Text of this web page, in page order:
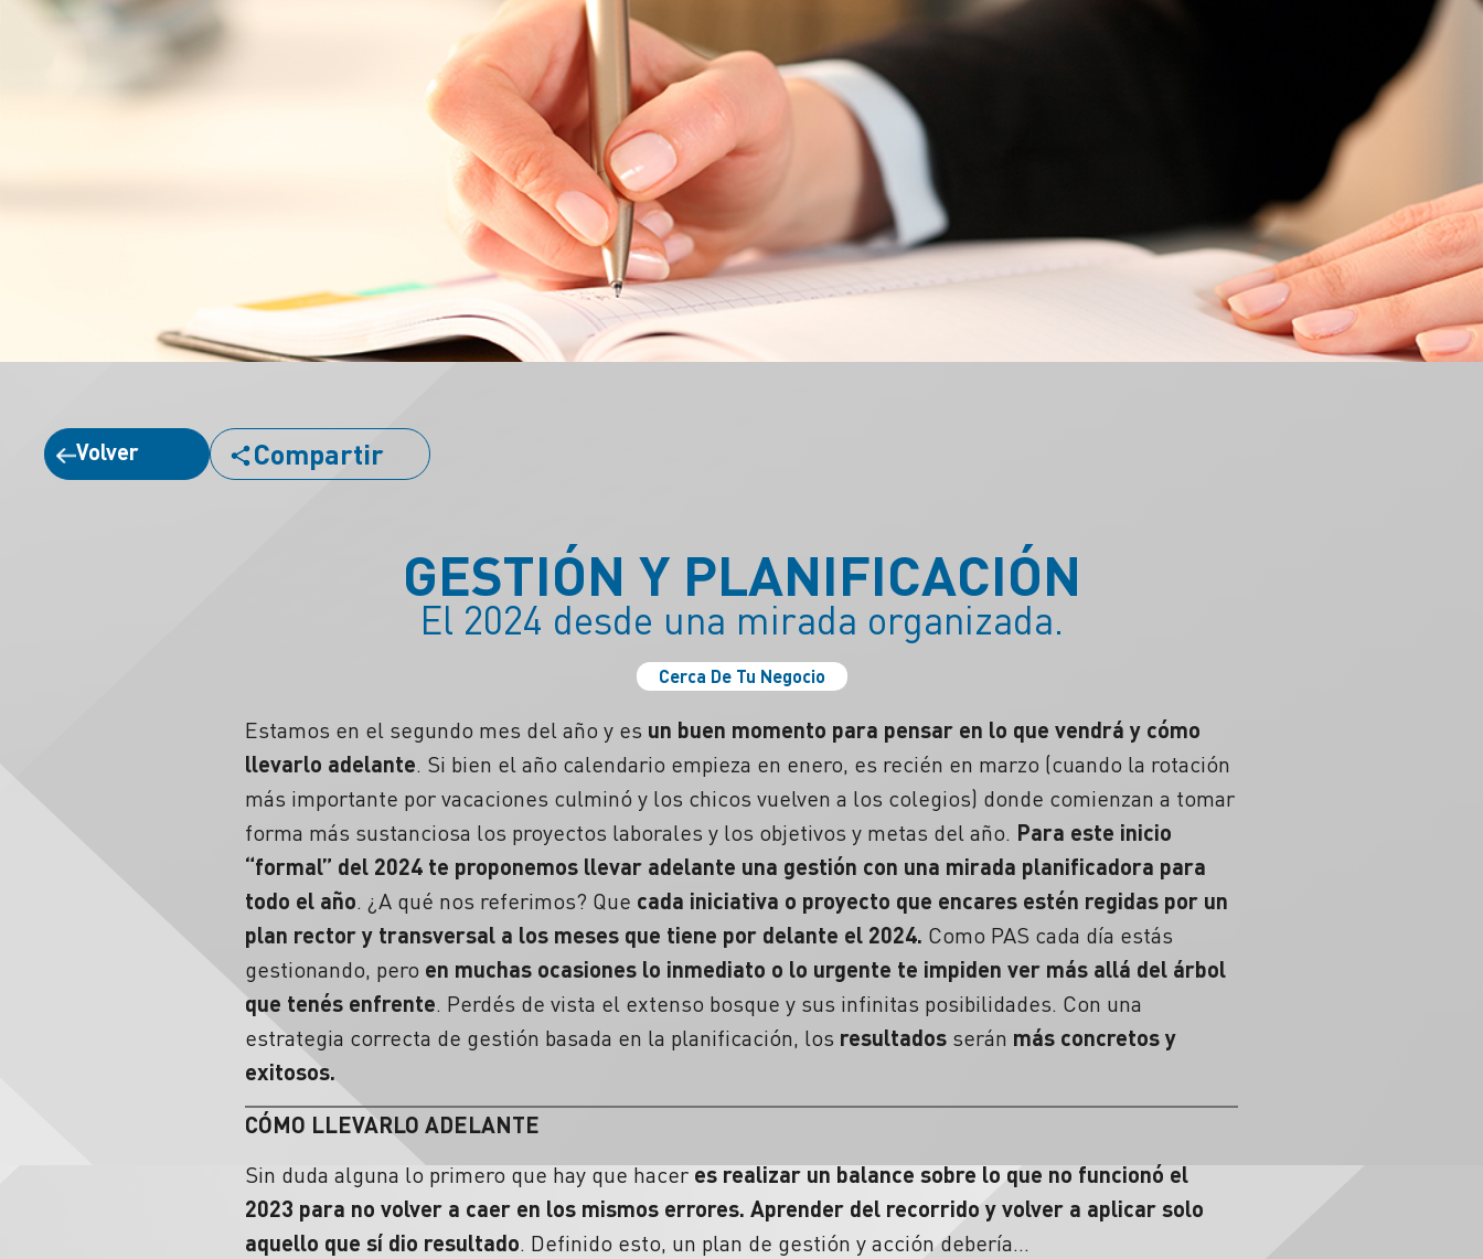
Volver Compartir
GESTIÓN Y PLANIFICACIÓN
El 2024 desde una mirada organizada.
Cerca De Tu Negocio
Estamos en el segundo mes del año y es un buen momento para pensar en lo que vendrá y cómo
llevarlo adelante. Si bien el año calendario empieza en enero, es recién en marzo (cuando la rotación
más importante por vacaciones culminó y los chicos vuelven a los colegios) donde comienzan a tomar
forma más sustanciosa los proyectos laborales y los objetivos y metas del año. Para este inicio
“formal” del 2024 te proponemos llevar adelante una gestión con una mirada planificadora para
todo el año. ¿A qué nos referimos? Que cada iniciativa o proyecto que encares estén regidas por un
plan rector y transversal a los meses que tiene por delante el 2024. Como PAS cada día estás
gestionando, pero en muchas ocasiones lo inmediato o lo urgente te impiden ver más allá del árbol
que tenés enfrente. Perdés de vista el extenso bosque y sus infinitas posibilidades. Con una
estrategia correcta de gestión basada en la planificación, los resultados serán más concretos y
exitosos.
CÓMO LLEVARLO ADELANTE
Sin duda alguna lo primero que hay que haceres realizar un balance sobre lo que no funcionó el
2023 para no volver a caer en los mismos errores. Aprender del recorrido y volver a aplicar solo
aquello que sí dio resultado. Definido esto, un plan de gestión y acción debería…